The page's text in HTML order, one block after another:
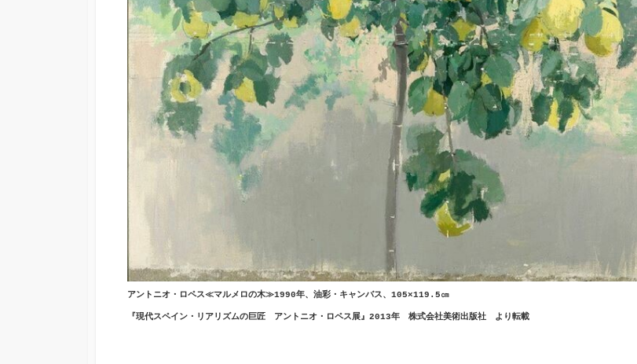
アントニオ・ロペス≪マルメロの木≫1990年、油彩・キャンバス、105×119.5㎝
『現代スペイン・リアリズムの巨匠 アントニオ・ロペス展』2013年 株式会社美術出版社 より転載